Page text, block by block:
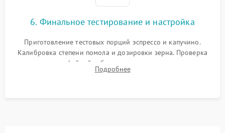
6. Финальное тестирование и настройка
Приготовление тестовых порций эспрессо и капучино.
Калибровка степени помола и дозировки зерна. Проверка
плотности кофейной таблетки, температуры напитка и
качества молочной пены. Контроль отсутствия посторонних
Подробнее